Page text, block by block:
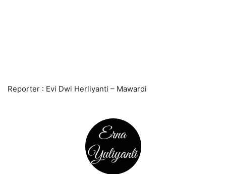
Reporter : Evi Dwi Herliyanti – Mawardi